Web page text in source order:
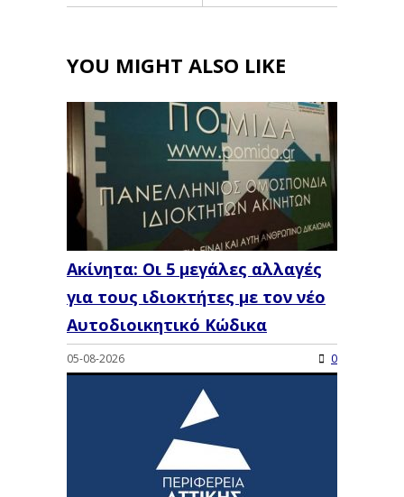
YOU MIGHT ALSO LIKE
Ακίνητα: Οι 5 μεγάλες αλλαγές
για τους ιδιοκτήτες με τον νέο
Αυτοδιοικητικό Κώδικα
05-08-2026 0